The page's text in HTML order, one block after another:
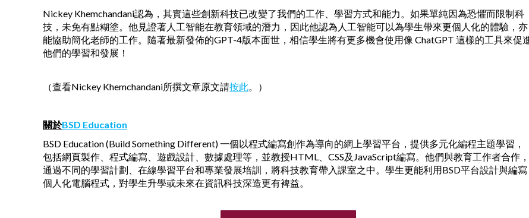
Nickey Khemchandani認為，其實這些創新科技已改變了我們的工作、學習方式和能力。如果單純因為恐懼而限制科
技，未免有點糊塗。他見證著人工智能在教育領域的潛力，因此他認為人工智能可以為學生帶來更個人化的體驗，亦
能協助簡化老師的工作。隨著最新發佈的GPT-4版本面世，相信學生將有更多機會使用像 ChatGPT 這樣的工具來促
他們的學習和發展！
（查看Nickey Khemchandani所撰文章原文請按此 。）
關於BSD Education
BSD Education (Build Something Different) 一個以程式編寫創作為導向的網上學習平台，提供多元化編程主題學習，
包括網頁製作、程式編寫、遊戲設計、數據處理等，並教授HTML、CSS及JavaScript編寫。他們與教育工作者合作，
通過不同的學習計劃、在線學習平台和專業發展培訓，將科技教育帶入課室之中。學生更能利用BSD平台設計與編寫
個人化電腦程式，對學生升學或未來在資訊科技深造更有裨益。